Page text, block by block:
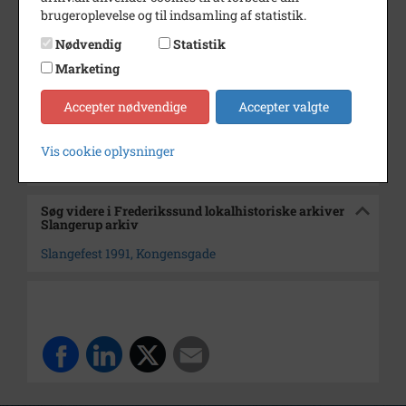
Dateringsnote
1991
Fotograf
Ungdomsskolens fotohold
Se på kort
Arkiv
Frederikssund lokalhistoriske
arkiver Slangerup arkiv
Kontakt arkivet
Søg videre i Frederikssund lokalhistoriske arkiver
Slangerup arkiv
Slangefest 1991, Kongensgade
brugeroplevelse og til indsamling af statistik.
Nødvendig
Statistik
Marketing
Accepter nødvendige Accepter valgte
Vis cookie oplysninger